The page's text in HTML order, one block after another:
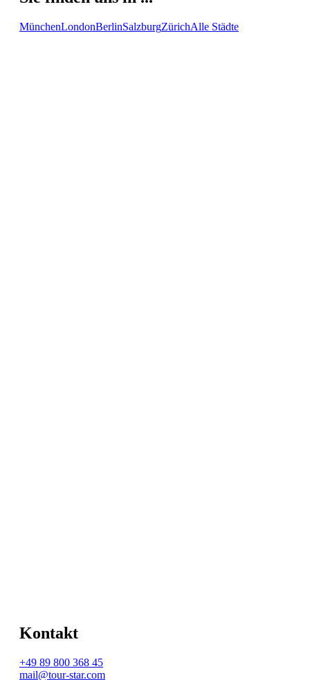
MünchenLondonBerlinSalzburgZürichAlle Städte
Kontakt
+49 89 800 368 45
mail@tour-star.com